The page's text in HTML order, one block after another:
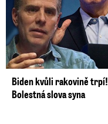
Biden kvůli rakovině trpí!
Bolestná slova syna